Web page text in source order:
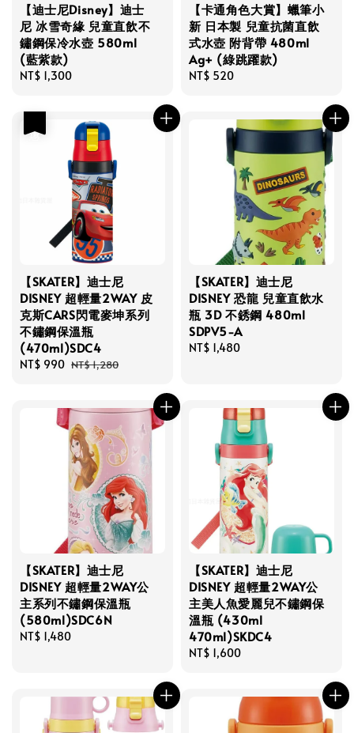
【迪士尼Disney】迪士
尼 冰雪奇緣 兒童直飲不
鏽鋼保冷水壺 580ml
(藍紫款)
Regular
NT$ 1,300
【卡通角色大賞】蠟筆小
新 日本製 兒童抗菌直飲
式水壺 附背帶 480ml
Ag+ (綠跳躍款)
Regular
NT$ 520
【SKATER】迪士尼
DISNEY 超輕量2WAY 皮
克斯CARS閃電麥坤系列
不鏽鋼保溫瓶
(470ml)SDC4
Sale
NT$ 990 Regular
NT$ 1,280
【SKATER】迪士尼
DISNEY 恐龍 兒童直飲水
瓶 3D 不銹鋼 480ml
SDPV5-A
Regular
NT$ 1,480
【SKATER】迪士尼
DISNEY 超輕量2WAY公
主系列不鏽鋼保溫瓶
(580ml)SDC6N
Regular
NT$ 1,480
【SKATER】迪士尼
DISNEY 超輕量2WAY公
主美人魚愛麗兒不鏽鋼保
溫瓶 (430ml
470ml)SKDC4
Regular
NT$ 1,600